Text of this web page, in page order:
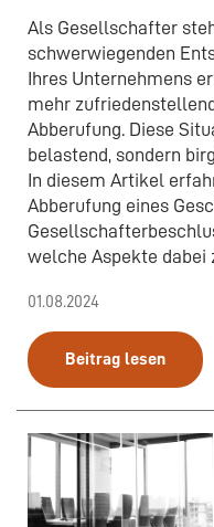
Als Gesellschafter
schwerwiegenden
Ihres Unternehmens
mehr
Abberufung. Diese
belastend, sondern
In diesem Artikel
Abberufung eines
welche Aspekte dabei
01.08.2024
Beitrag lesen